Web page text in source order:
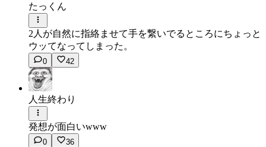
たっくん
2人が自然に指絡ませて手を繋いでるところにちょっと
ウッてなってしまった。
0 42
人生終わり
発想が面白いwww
0 36